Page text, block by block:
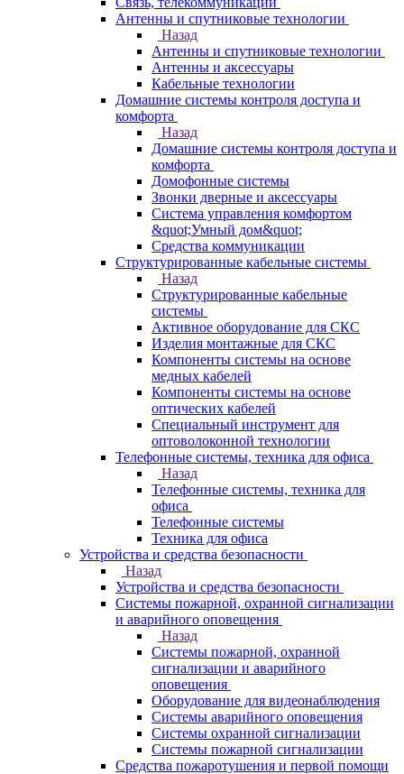
Антенны и спутниковые технологии
Назад
Антенны и спутниковые технологии
Антенны и аксессуары
Кабельные технологии
Домашние системы контроля доступа и
комфорта
Назад
Домашние системы контроля доступа и
комфорта
Домофонные системы
Звонки дверные и аксессуары
Система управления комфортом
&quot;Умный дом&quot;
Средства коммуникации
Структурированные кабельные системы
Назад
Структурированные кабельные
системы
Активное оборудование для СКС
Изделия монтажные для СКС
Компоненты системы на основе
медных кабелей
Компоненты системы на основе
оптических кабелей
Специальный инструмент для
оптоволоконной технологии
Телефонные системы, техника для офиса
Назад
Телефонные системы, техника для
офиса
Телефонные системы
Техника для офиса
Устройства и средства безопасности
Назад
Устройства и средства безопасности
Системы пожарной, охранной сигнализации
и аварийного оповещения
Назад
Системы пожарной, охранной
сигнализации и аварийного
оповещения
Оборудование для видеонаблюдения
Системы аварийного оповещения
Системы охранной сигнализации
Системы пожарной сигнализации
Средства пожаротушения и первой помощи